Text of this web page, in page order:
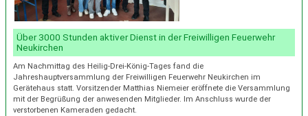
Über 3000 Stunden aktiver Dienst in der Freiwilligen Feuerwehr
Neukirchen
Am Nachmittag des Heilig-Drei-König-Tages fand die
Jahreshauptversammlung der Freiwilligen Feuerwehr Neukirchen im
Gerätehaus statt. Vorsitzender Matthias Niemeier eröffnete die Versammlung
mit der Begrüßung der anwesenden Mitglieder. Im Anschluss wurde der
verstorbenen Kameraden gedacht.